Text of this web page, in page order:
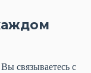
Вы связываетесь с